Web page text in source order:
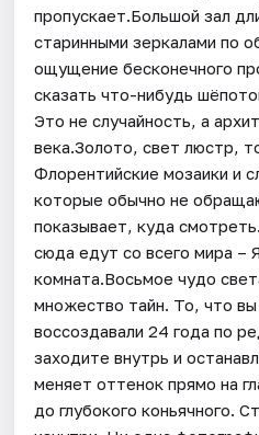
пропускает.Большой зал
старинными зеркалами по
ощущение бесконечного
сказать что-нибудь
Это не случайность, а
века.Золото, свет люстр,
Флорентийские мозаики и
которые обычно не
показывает, куда
сюда едут со всего мира –
комната.Восьмое чудо
множество тайн. То, что вы
воссоздавали 24 года по
заходите внутрь и
меняет оттенок прямо на
до глубокого коньячного.